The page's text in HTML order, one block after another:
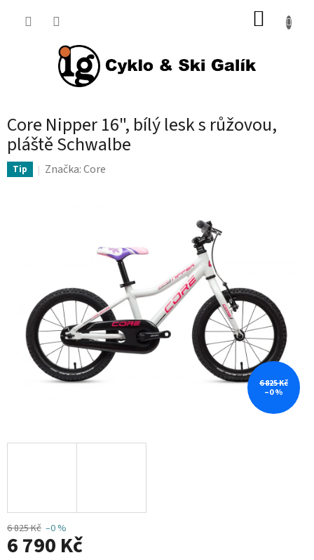
Core Nipper 16", bílý lesk s růžovou,
pláště Schwalbe
Tip Značka:Core
6 825 Kč
–0 %
6 825 Kč –0 %
6 790 Kč